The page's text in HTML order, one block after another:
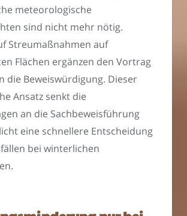
meteorologische
sind nicht mehr nötig.
Streumaßnahmen auf
Flächen ergänzen den Vortrag
die Beweiswürdigung. Dieser
Ansatz senkt die
an die Sachbeweisführung
eine schnellere Entscheidung
bei winterlichen